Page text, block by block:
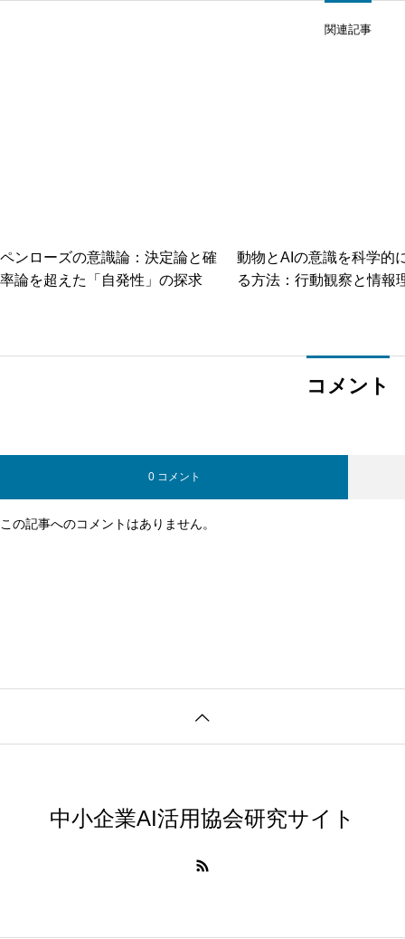
関連記事
ペンローズの意識論：決定論と確
率論を超えた「自発性」の探求
動物とAIの意識を科学的
る方法：行動観察と情報
コメント
0 コメント
この記事へのコメントはありません。
中小企業AI活用協会研究サイト